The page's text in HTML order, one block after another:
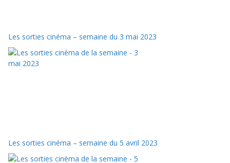
Les sorties cinéma – semaine du 3 mai 2023
Les sorties cinéma – semaine du 5 avril 2023